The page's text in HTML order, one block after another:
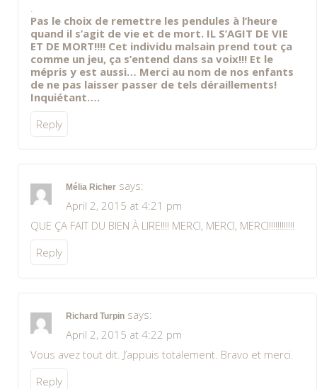
.
Pas le choix de remettre les pendules à l’heure
quand il s’agit de vie et de mort. IL S’AGIT DE VIE
ET DE MORT!!!! Cet individu malsain prend tout ça
comme un jeu, ça s’entend dans sa voix!!! Et le
mépris y est aussi… Merci au nom de nos enfants
de ne pas laisser passer de tels déraillements!
Inquiétant….
Reply
Mélia Richer says:
April 2, 2015 at 4:21 pm
QUE ÇA FAIT DU BIEN À LIRE!!!! MERCI, MERCI, MERCI!!!!!!!!!!!!
Reply
Richard Turpin says:
April 2, 2015 at 4:22 pm
Vous avez tout dit. J’appuis totalement. Bravo et merci.
Reply